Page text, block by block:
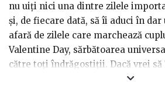
nu uiți nici una dintre zilele
și, de fiecare dată, să îi aduci în
afară de zilele care marchează
Valentine Day, sărbătoarea
către toți îndrăgostiții. Dacă vrei
partenerul trebuie mereu să încerci